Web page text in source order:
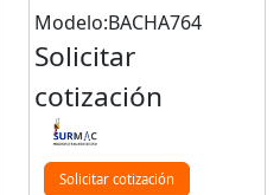
Modelo:BACHA764
Solicitar
cotización
Solicitar cotización